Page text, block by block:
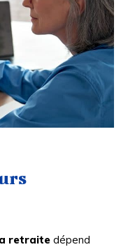
retraite dépend